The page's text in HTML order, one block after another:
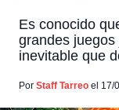
Es conocido
grandes
inevitable que
vean lo que
Por Staff Tarreo el 17/